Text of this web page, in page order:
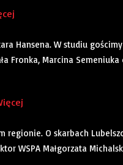
Hansena. W studiu
Fronka, Marcina
regionie. O skarbach
WSPA Małgorzata